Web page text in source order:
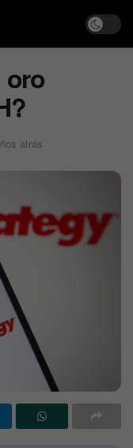
oro
atrás